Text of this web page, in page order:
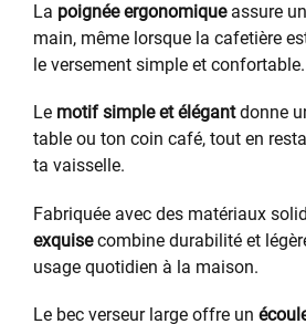
La poignée ergonomiqueassure
main, même lorsque la cafetière
le versement simple et confortable.
Le motif simple et élégantdonne
table ou ton coin café, tout en
ta vaisselle.
Fabriquée avec des matériaux
exquisecombine durabilité et
usage quotidien à la maison.
Le bec verseur large offre un